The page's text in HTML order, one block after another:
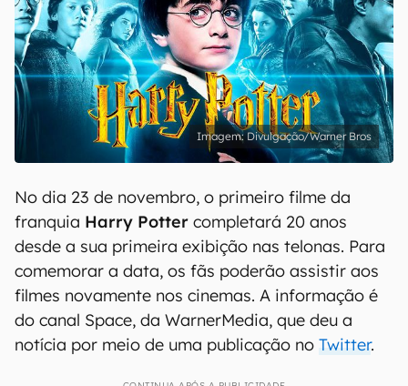
Divulgação/Warner Bros
No dia 23 de novembro, o primeiro filme da
franquia Harry Potter completará 20 anos
desde a sua primeira exibição nas telonas. Para
comemorar a data, os fãs poderão assistir aos
filmes novamente nos cinemas. A informação é
do canal Space, da WarnerMedia, que deu a
notícia por meio de uma publicação no Twitter.